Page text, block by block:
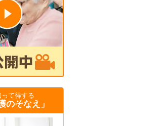
って得する
のそなえ」